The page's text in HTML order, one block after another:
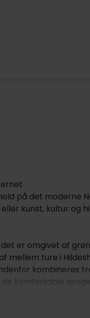
på det moderne
kunst, kultur og
er omgivet af
mellem ture i
kombineres
komfortable
retter.